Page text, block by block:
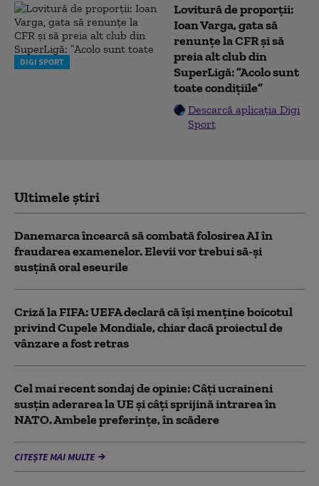
DIGI SPORT
Lovitură de proporții:
Ioan Varga, gata să
renunțe la CFR și să
preia alt club din
SuperLigă: ”Acolo sunt
toate condițiile”
Descarcă aplicația Digi
Sport
Ultimele știri
Danemarca încearcă să combată folosirea AI în
fraudarea examenelor. Elevii vor trebui să-şi
susţină oral eseurile
Criză la FIFA: UEFA declară că îşi menţine boicotul
privind Cupele Mondiale, chiar dacă proiectul de
vânzare a fost retras
Cel mai recent sondaj de opinie: Câți ucraineni
susțin aderarea la UE și câți sprijină intrarea în
NATO. Ambele preferințe, în scădere
CITEȘTE MAI MULTE